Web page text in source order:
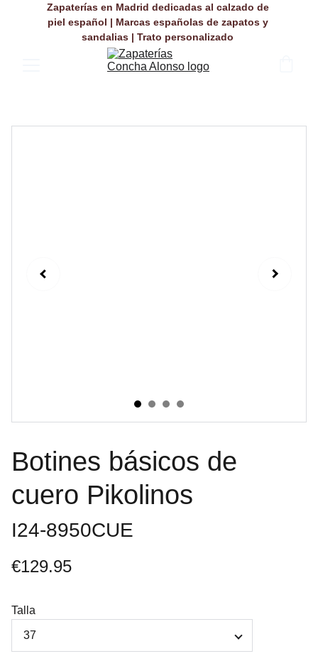
Zapaterías en Madrid dedicadas al calzado de
piel español | Marcas españolas de zapatos y
sandalias | Trato personalizado
Botines básicos de
cuero Pikolinos
I24-8950CUE
€129.95
Talla